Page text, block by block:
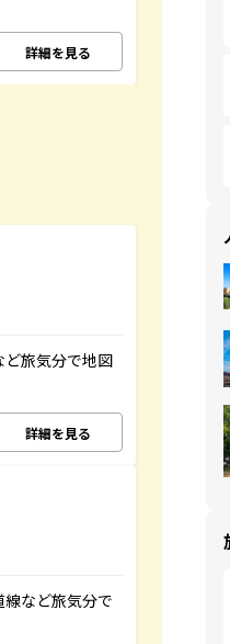
詳細を見る
旅気分で地図
詳細を見る
など旅気分で